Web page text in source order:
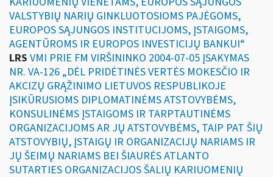
VALSTYBIŲ NARIŲ GINKLUOTOSIOMS PAJĖGOMS,
EUROPOS SĄJUNGOS INSTITUCIJOMS, ĮSTAIGOMS,
AGENTŪROMS IR EUROPOS INVESTICIJŲ BANKUI“
LRS VMI PRIE FM VIRŠININKO 2004-07-05 ĮSAKYMAS
NR. VA-126 „DĖL PRIDĖTINĖS VERTĖS MOKESČIO IR
AKCIZŲ GRĄŽINIMO LIETUVOS RESPUBLIKOJE
ĮSIKŪRUSIOMS DIPLOMATINĖMS ATSTOVYBĖMS,
KONSULINĖMS ĮSTAIGOMS IR TARPTAUTINĖMS
ORGANIZACIJOMS AR JŲ ATSTOVYBĖMS, TAIP PAT ŠIŲ
ATSTOVYBIŲ, ĮSTAIGŲ IR ORGANIZACIJŲ NARIAMS IR
JŲ ŠEIMŲ NARIAMS BEI ŠIAURĖS ATLANTO
SUTARTIES ORGANIZACIJOS ŠALIŲ KARIUOMENIŲ